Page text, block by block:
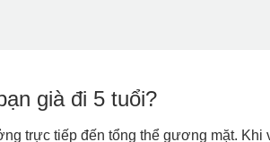
già đi 5 tuổi?
trực tiếp đến tổng thể gương mặt.